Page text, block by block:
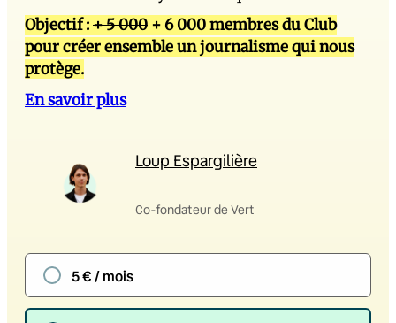
Objectif :+ 5 000 + 6 000 membres du Club
pour créer ensemble un journalisme qui nous
protège.
En savoir plus
Loup Espargilière
Co-fondateur de Vert
5 € / mois